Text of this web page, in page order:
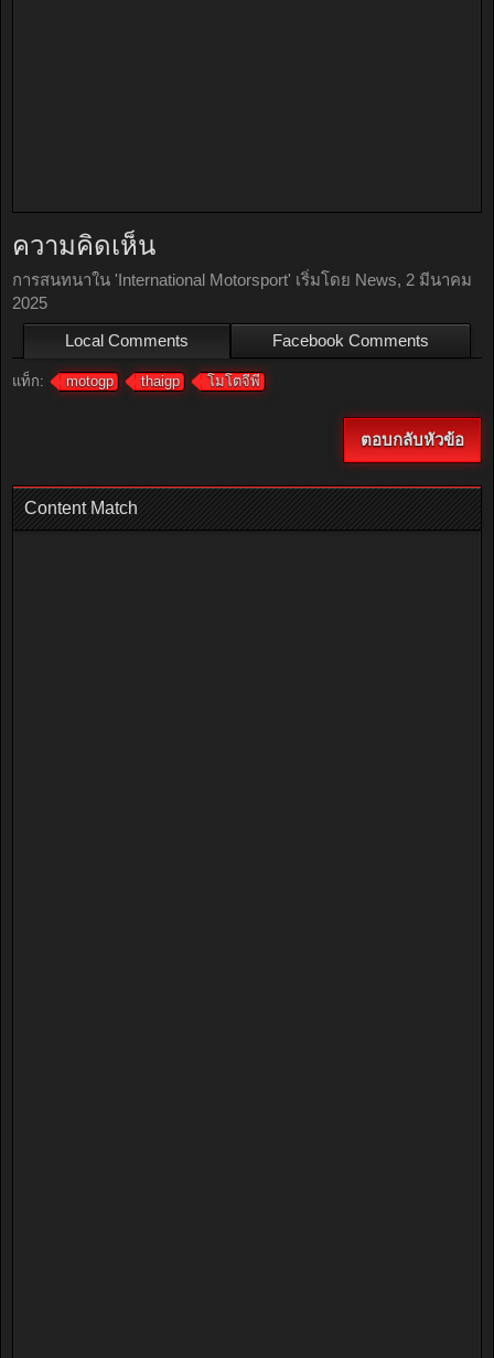
ความคิดเห็น
การสนทนาใน 'International Motorsport' เริ่มโดย News, 2 มีนาคม
2025
Local Comments
Facebook Comments
แท็ก: motogp thaigp โมโตจีพี
ตอบกลับหัวข้อ
Content Match